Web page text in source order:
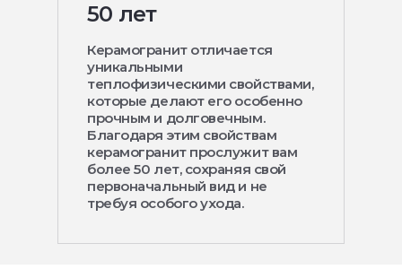
50 лет
Керамогранит отличается
уникальными
теплофизическими свойствами,
которые делают его особенно
прочным и долговечным.
Благодаря этим свойствам
керамогранит прослужит вам
более 50 лет, сохраняя свой
первоначальный вид и не
требуя особого ухода.